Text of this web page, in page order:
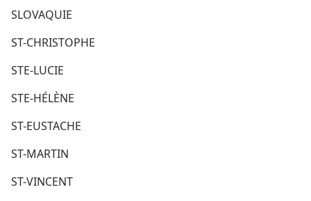
SLOVAQUIE
ST-CHRISTOPHE
STE-LUCIE
STE-HÉLÈNE
ST-EUSTACHE
ST-MARTIN
ST-VINCENT